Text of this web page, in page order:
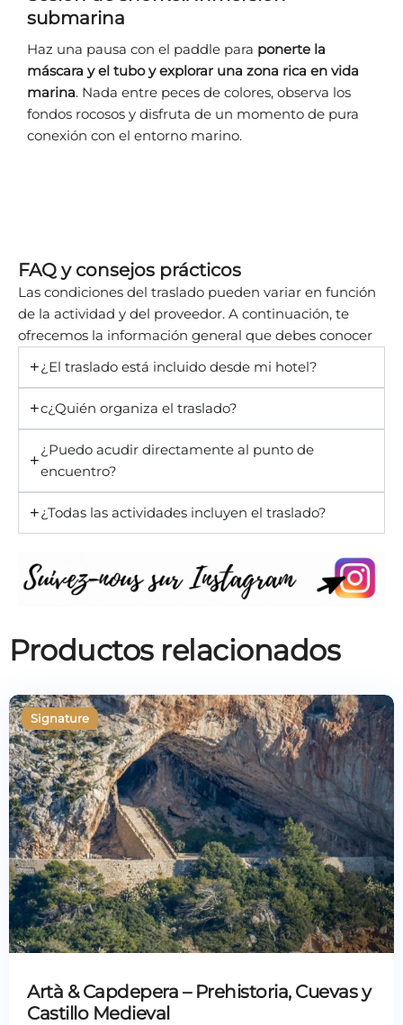
submarina
Haz una pausa con el paddle para ponerte la
máscara y el tubo y explorar una zona rica en vida
marina. Nada entre peces de colores, observa los
fondos rocosos y disfruta de un momento de pura
conexión con el entorno marino.
FAQ y consejos prácticos
Las condiciones del traslado pueden variar en función
de la actividad y del proveedor. A continuación, te
ofrecemos la información general que debes conocer
¿El traslado está incluido desde mi hotel?
c¿Quién organiza el traslado?
¿Puedo acudir directamente al punto de
encuentro?
¿Todas las actividades incluyen el traslado?
Productos relacionados
Artà & Capdepera – Prehistoria, Cuevas y
Castillo Medieval